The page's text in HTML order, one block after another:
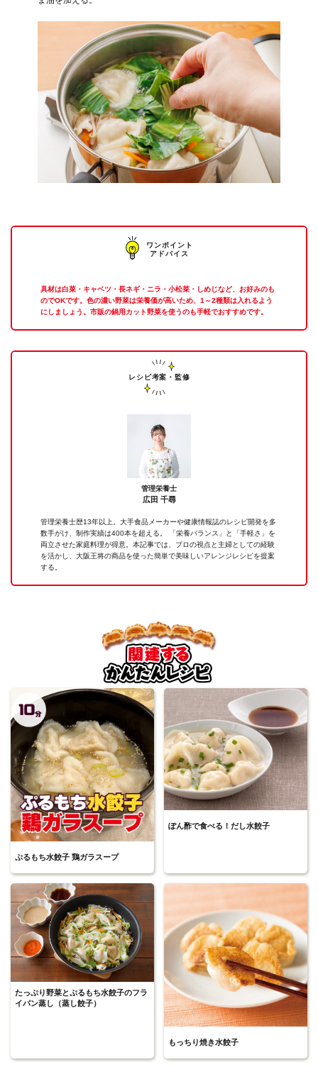
ワンポイント
アドバイス
具材は白菜・キャベツ・長ネギ・ニラ・小松菜・しめじなど、お好みのも
のでOKです。色の濃い野菜は栄養価が高いため、1～2種類は入れるよう
にしましょう。市販の鍋用カット野菜を使うのも手軽でおすすめです。
レシピ考案・監修
管理栄養士
広田 千尋
管理栄養士歴13年以上。大手食品メーカーや健康情報誌のレシピ開発を多
数手がけ、制作実績は400本を超える。 「栄養バランス」と「手軽さ」を
両立させた家庭料理が得意。本記事では、プロの視点と主婦としての経験
を活かし、大阪王将の商品を使った簡単で美味しいアレンジレシピを提案
する。
ぷるもち水餃子 鶏ガラスープ
ぽん酢で食べる！だし水餃子
たっぷり野菜とぷるもち水餃子のフラ
イパン蒸し（蒸し餃子）
もっちり焼き水餃子